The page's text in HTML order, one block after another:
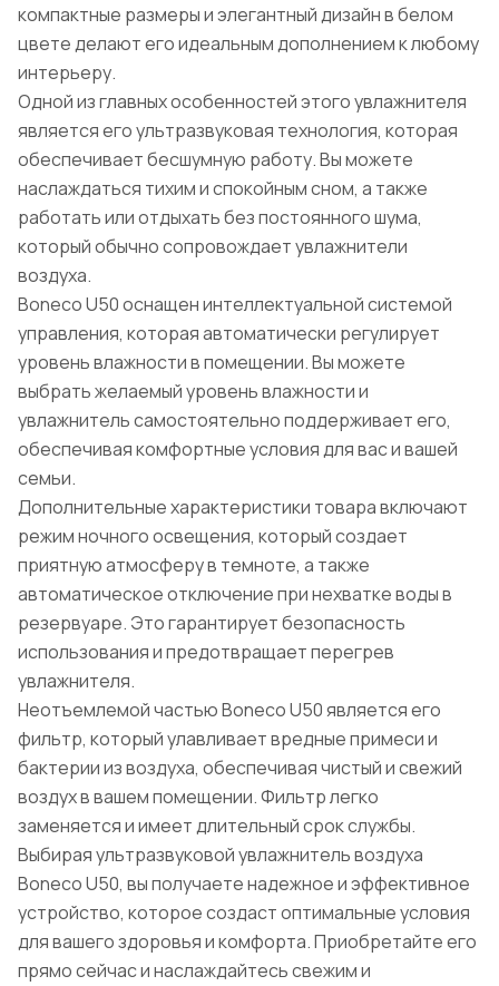
компактные размеры и элегантный дизайн в белом
цвете делают его идеальным дополнением к любому
интерьеру.
Одной из главных особенностей этого увлажнителя
является его ультразвуковая технология, которая
обеспечивает бесшумную работу. Вы можете
наслаждаться тихим и спокойным сном, а также
работать или отдыхать без постоянного шума,
который обычно сопровождает увлажнители
воздуха.
Boneco U50 оснащен интеллектуальной системой
управления, которая автоматически регулирует
уровень влажности в помещении. Вы можете
выбрать желаемый уровень влажности и
увлажнитель самостоятельно поддерживает его,
обеспечивая комфортные условия для вас и вашей
семьи.
Дополнительные характеристики товара включают
режим ночного освещения, который создает
приятную атмосферу в темноте, а также
автоматическое отключение при нехватке воды в
резервуаре. Это гарантирует безопасность
использования и предотвращает перегрев
увлажнителя.
Неотъемлемой частью Boneco U50 является его
фильтр, который улавливает вредные примеси и
бактерии из воздуха, обеспечивая чистый и свежий
воздух в вашем помещении. Фильтр легко
заменяется и имеет длительный срок службы.
Выбирая ультразвуковой увлажнитель воздуха
Boneco U50, вы получаете надежное и эффективное
устройство, которое создаст оптимальные условия
для вашего здоровья и комфорта. Приобретайте его
прямо сейчас и наслаждайтесь свежим и